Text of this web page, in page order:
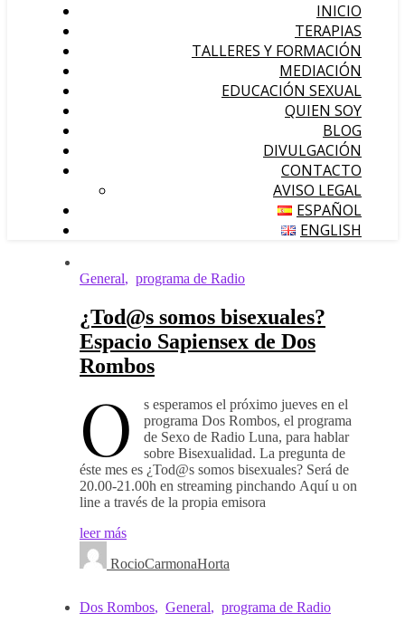
INICIO
TERAPIAS
TALLERES Y FORMACIÓN
MEDIACIÓN
EDUCACIÓN SEXUAL
QUIEN SOY
BLOG
DIVULGACIÓN
CONTACTO
AVISO LEGAL
ESPAÑOL
ENGLISH
General, programa de Radio
¿Tod@s somos bisexuales?
Espacio Sapiensex de Dos
Rombos
O
s esperamos el próximo jueves en el
programa Dos Rombos, el programa
de Sexo de Radio Luna, para hablar
sobre Bisexualidad. La pregunta de
éste mes es ¿Tod@s somos bisexuales? Será de
20.00-21.00h en streaming pinchando Aquí u on
line a través de la propia emisora
leer más
RocioCarmonaHorta
Dos Rombos, General, programa de Radio